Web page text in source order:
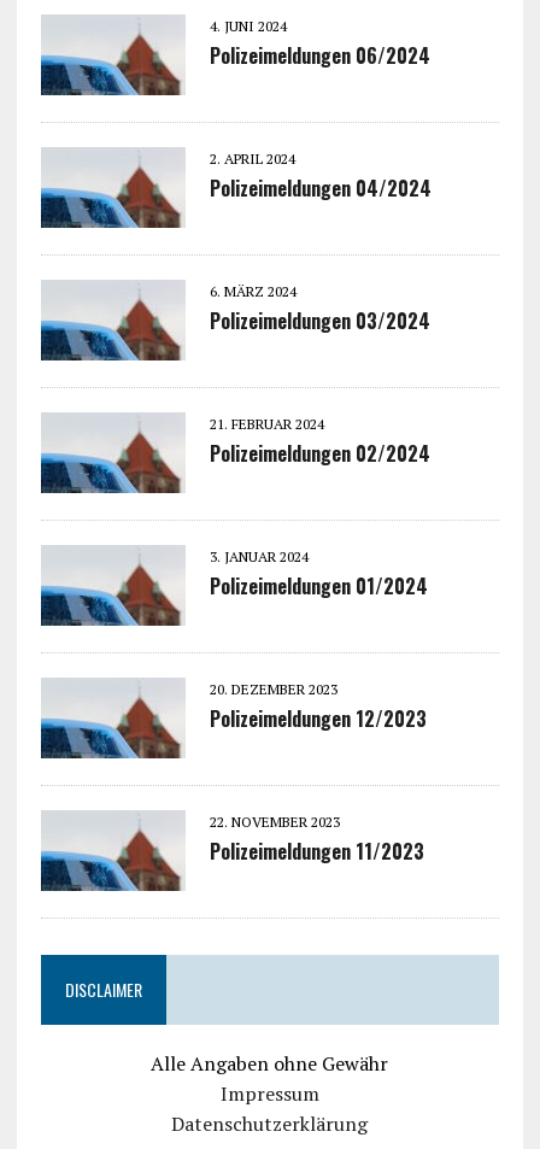
4. JUNI 2024
Polizeimeldungen 06/2024
2. APRIL 2024
Polizeimeldungen 04/2024
6. MÄRZ 2024
Polizeimeldungen 03/2024
21. FEBRUAR 2024
Polizeimeldungen 02/2024
3. JANUAR 2024
Polizeimeldungen 01/2024
20. DEZEMBER 2023
Polizeimeldungen 12/2023
22. NOVEMBER 2023
Polizeimeldungen 11/2023
DISCLAIMER
Alle Angaben ohne Gewähr
Impressum
Datenschutzerklärung